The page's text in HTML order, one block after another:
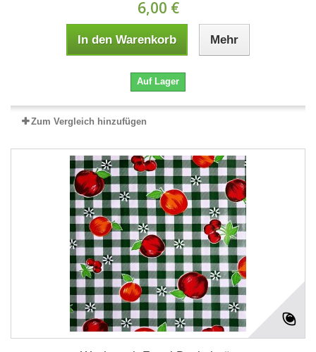
6,00 €
In den Warenkorb Mehr
Auf Lager
Zum Vergleich hinzufügen